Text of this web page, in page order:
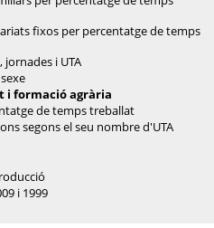
fixos per percentatge de temps
i UTA
i formació agrària
de temps treballat
segons el seu nombre d'UTA
i 1999